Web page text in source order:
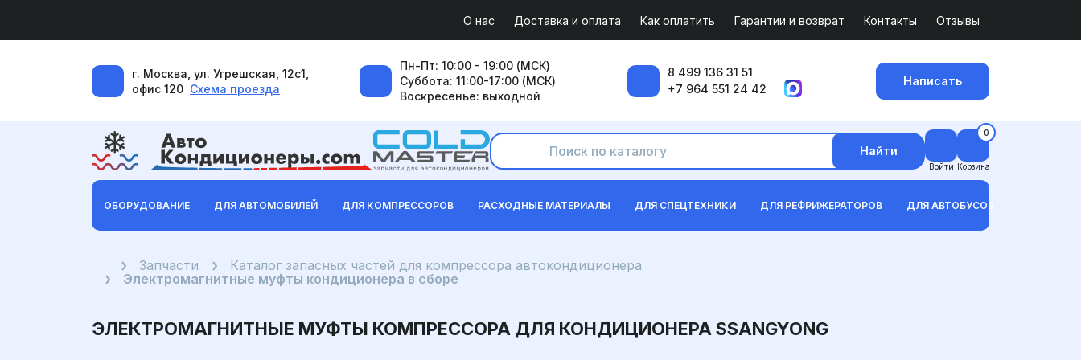
О нас Доставка и оплата Как оплатить Гарантии и возврат Контакты Отзывы
г. Москва, ул. Угрешская, 12с1,
офис 120 Схема проезда
Пн-Пт: 10:00 - 19:00 (МСК)
Суббота: 11:00-17:00 (МСК)
Воскресенье: выходной
8 499 136 31 51
+7 964 551 24 42
Написать
Найти
Войти
0
Корзина
ОБОРУДОВАНИЕ ДЛЯ АВТОМОБИЛЕЙ ДЛЯ КОМПРЕССОРОВ РАСХОДНЫЕ МАТЕРИАЛЫ ДЛЯ СПЕЦТЕХНИКИ ДЛЯ РЕФРИЖЕРАТОРОВ ДЛЯ АВТОБУСОВ
ГлавнаяЗапчасти
Каталог запасных частей для компрессора автокондиционера
Электромагнитные муфты кондиционера в сборе
ЭЛЕКТРОМАГНИТНЫЕ МУФТЫ КОМПРЕССОРА ДЛЯ КОНДИЦИОНЕРА SSANGYONG